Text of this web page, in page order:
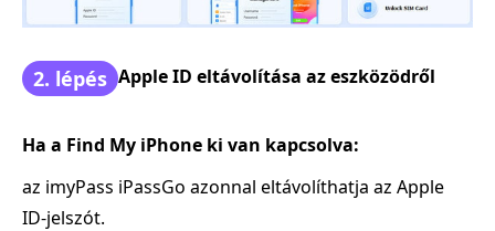
2. lépés Apple ID eltávolítása az eszközödről
Ha a Find My iPhone ki van kapcsolva:
az imyPass iPassGo azonnal eltávolíthatja az Apple
ID‑jelszót.